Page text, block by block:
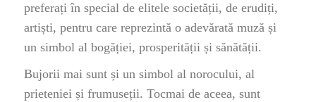
preferați în special de elitele societății, de erudiți,
artiști, pentru care reprezintă o adevărată muză și
un simbol al bogăției, prosperității și sănătății.
Bujorii mai sunt și un simbol al norocului, al
prieteniei și frumuseții. Tocmai de aceea, sunt